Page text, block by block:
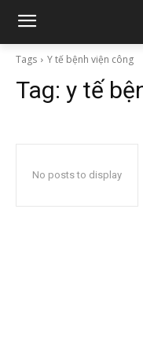
Tags Y tế bệnh viện công
Tag: y tế
No posts to display